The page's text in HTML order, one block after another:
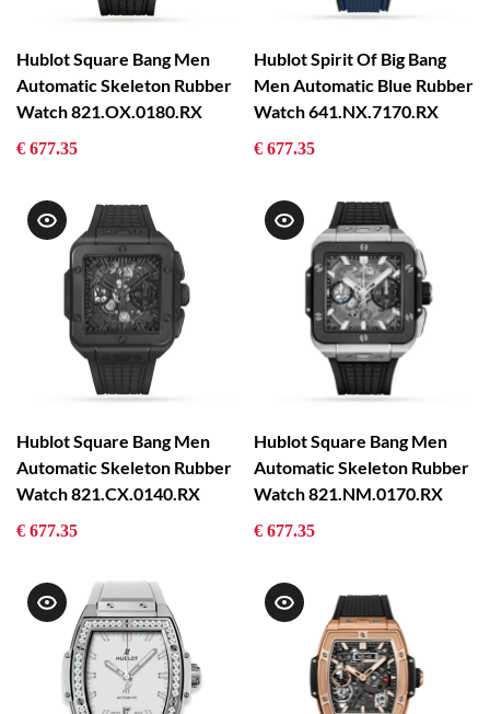
Hublot Square Bang Men
Automatic Skeleton Rubber
Watch 821.OX.0180.RX
€ 677.35
Hublot Spirit Of Big Bang
Men Automatic Blue Rubber
Watch 641.NX.7170.RX
€ 677.35
Hublot Square Bang Men
Automatic Skeleton Rubber
Watch 821.CX.0140.RX
€ 677.35
Hublot Square Bang Men
Automatic Skeleton Rubber
Watch 821.NM.0170.RX
€ 677.35